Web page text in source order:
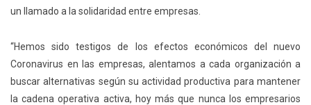
un llamado a la solidaridad entre empresas.
“Hemos sido testigos de los efectos económicos del nuevo
Coronavirus en las empresas, alentamos a cada organización a
buscar alternativas según su actividad productiva para mantener
la cadena operativa activa, hoy más que nunca los empresarios